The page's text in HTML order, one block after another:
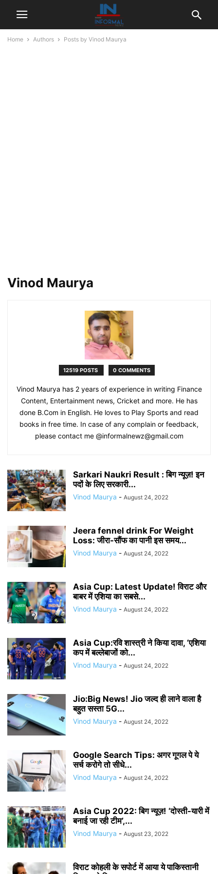
Home Authors Posts by Vinod Maurya
Vinod Maurya
12519 POSTS 0 COMMENTS
Vinod Maurya has 2 years of experience in writing Finance
Content, Entertainment news, Cricket and more. He has
done B.Com in English. He loves to Play Sports and read
books in free time. In case of any complain or feedback,
please contact me @informalnewz@gmail.com
Sarkari Naukri Result : बिग न्यूज़! इन
पदों के लिए सरकारी...
Vinod Maurya - August 24, 2022
Jeera fennel drink For Weight
Loss: जीरा-सौंफ का पानी इस समय...
Vinod Maurya - August 24, 2022
Asia Cup: Latest Update! विराट और
बाबर में एशिया का सबसे...
Vinod Maurya - August 24, 2022
Asia Cup:रवि शास्त्री ने किया दावा, ‘एशिया
कप में बल्लेबाजों को...
Vinod Maurya - August 24, 2022
Jio:Big News! Jio जल्द ही लाने वाला है
बहुत सस्ता 5G...
Vinod Maurya - August 24, 2022
Google Search Tips: अगर गूगल पे ये
सर्च करोगे तो सीधे...
Vinod Maurya - August 24, 2022
Asia Cup 2022: बिग न्यूज़! ‘दोस्ती-यारी में
बनाई जा रही टीम’,...
Vinod Maurya - August 23, 2022
विराट कोहली के सपोर्ट में आया ये पाकिस्तानी